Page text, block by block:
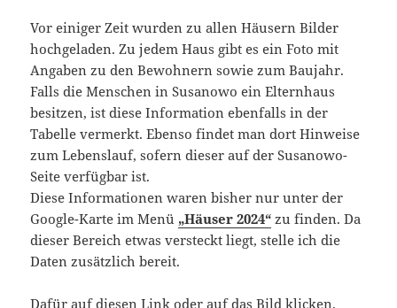
Vor einiger Zeit wurden zu allen Häusern Bilder
hochgeladen. Zu jedem Haus gibt es ein Foto mit
Angaben zu den Bewohnern sowie zum Baujahr.
Falls die Menschen in Susanowo ein Elternhaus
besitzen, ist diese Information ebenfalls in der
Tabelle vermerkt. Ebenso findet man dort Hinweise
zum Lebenslauf, sofern dieser auf der Susanowo-
Seite verfügbar ist.
Diese Informationen waren bisher nur unter der
Google-Karte im Menü „Häuser 2024“ zu finden. Da
dieser Bereich etwas versteckt liegt, stelle ich die
Daten zusätzlich bereit.
Dafür auf diesen Link oder auf das Bild klicken.